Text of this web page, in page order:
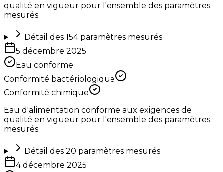
qualité en vigueur pour l'ensemble des paramètres
mesurés.
Détail des 154paramètres mesurés
5 décembre 2025
Eau conforme
Conformité bactériologique
Conformité chimique
Eau d'alimentation conforme aux exigences de
qualité en vigueur pour l'ensemble des paramètres
mesurés.
Détail des 20 paramètres mesurés
4 décembre 2025